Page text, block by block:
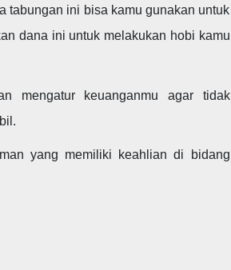
tabungan ini bisa kamu gunakan untuk
dana ini untuk melakukan hobi kamu
mengatur keuanganmu agar tidak
yang memiliki keahlian di bidang